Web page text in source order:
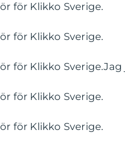
för Klikko Sverige.
för Klikko Sverige.
för Klikko
för Klikko Sverige.
för Klikko Sverige.